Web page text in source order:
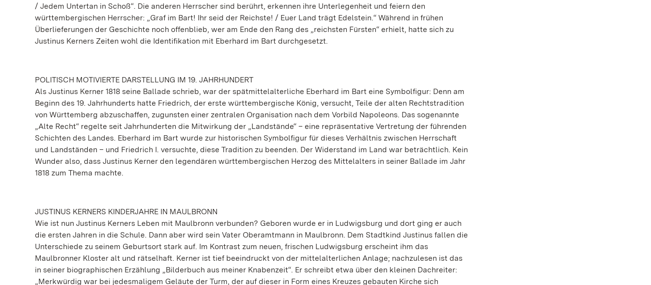
/ Jedem Untertan in Schoß“. Die anderen Herrscher sind berührt, erkennen ihre Unterlegenheit und feiern den
württembergischen Herrscher: „Graf im Bart! Ihr seid der Reichste! / Euer Land trägt Edelstein.“ Während in frühen
Überlieferungen der Geschichte noch offenblieb, wer am Ende den Rang des „reichsten Fürsten“ erhielt, hatte sich zu
Justinus Kerners Zeiten wohl die Identifikation mit Eberhard im Bart durchgesetzt.
POLITISCH MOTIVIERTE DARSTELLUNG IM 19. JAHRHUNDERT
Als Justinus Kerner 1818 seine Ballade schrieb, war der spätmittelalterliche Eberhard im Bart eine Symbolfigur: Denn am
Beginn des 19. Jahrhunderts hatte Friedrich, der erste württembergische König, versucht, Teile der alten Rechtstradition
von Württemberg abzuschaffen, zugunsten einer zentralen Organisation nach dem Vorbild Napoleons. Das sogenannte
„Alte Recht“ regelte seit Jahrhunderten die Mitwirkung der „Landstände“ – eine repräsentative Vertretung der führenden
Schichten des Landes. Eberhard im Bart wurde zur historischen Symbolfigur für dieses Verhältnis zwischen Herrschaft
und Landständen – und Friedrich I. versuchte, diese Tradition zu beenden. Der Widerstand im Land war beträchtlich. Kein
Wunder also, dass Justinus Kerner den legendären württembergischen Herzog des Mittelalters in seiner Ballade im Jahr
1818 zum Thema machte.
JUSTINUS KERNERS KINDERJAHRE IN MAULBRONN
Wie ist nun Justinus Kerners Leben mit Maulbronn verbunden? Geboren wurde er in Ludwigsburg und dort ging er auch
die ersten Jahren in die Schule. Dann aber wird sein Vater Oberamtmann in Maulbronn. Dem Stadtkind Justinus fallen die
Unterschiede zu seinem Geburtsort stark auf. Im Kontrast zum neuen, frischen Ludwigsburg erscheint ihm das
Maulbronner Kloster alt und rätselhaft. Kerner ist tief beeindruckt von der mittelalterlichen Anlage; nachzulesen ist das
in seiner biographischen Erzählung „Bilderbuch aus meiner Knabenzeit“. Er schreibt etwa über den kleinen Dachreiter:
„Merkwürdig war bei jedesmaligem Geläute der Turm, der auf dieser in Form eines Kreuzes gebauten Kirche sich